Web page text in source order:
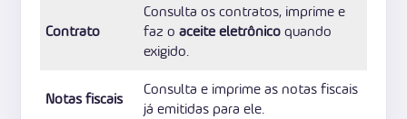
Contrato
Consulta os contratos, imprime e
faz o aceite eletrônicoquando
exigido.
Notas fiscais
Consulta e imprime as notas fiscais
já emitidas para ele.